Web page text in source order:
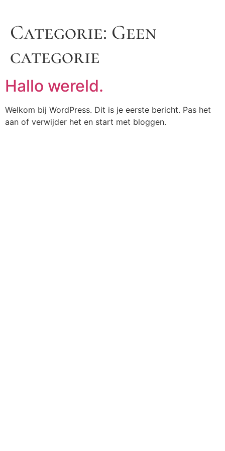
Categorie: Geen
categorie
Hallo wereld.
Welkom bij WordPress. Dit is je eerste bericht. Pas het
aan of verwijder het en start met bloggen.